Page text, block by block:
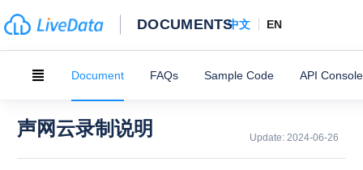
DOCUMENTS中文 EN
Document FAQs Sample Code API Console
声网云录制说明 Update: 2024-06-26